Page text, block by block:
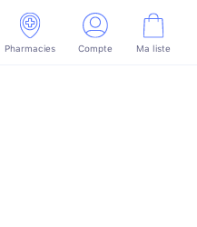
Pharmacies Compte Ma liste